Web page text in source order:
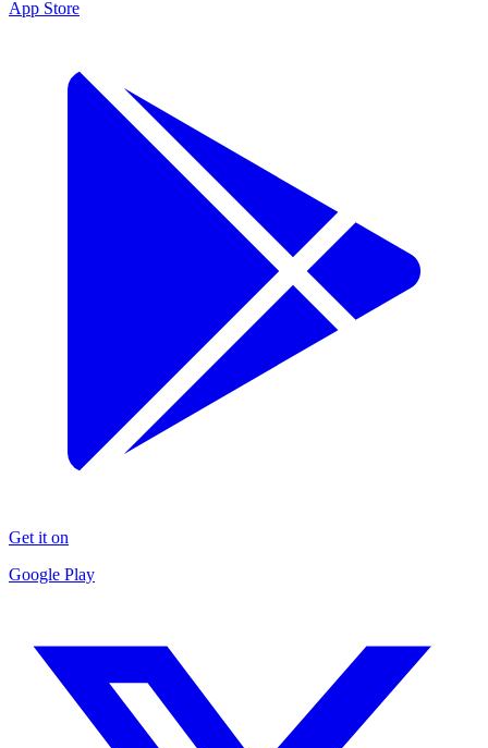
App Store
Get it on
Google Play